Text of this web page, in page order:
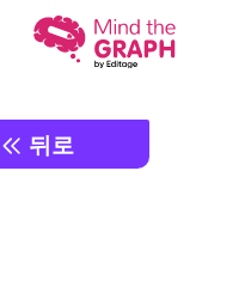
뒤로